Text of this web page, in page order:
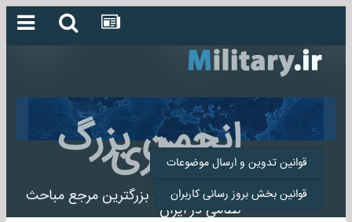
انجمن بزرگ
میلیتاری
انجمن میلیتاری بزرگترین مرجع مباحث
نظامی در ایران
قوانین تدوین و ارسال موضوعات
قوانین بخش بروز رسانی کاربران